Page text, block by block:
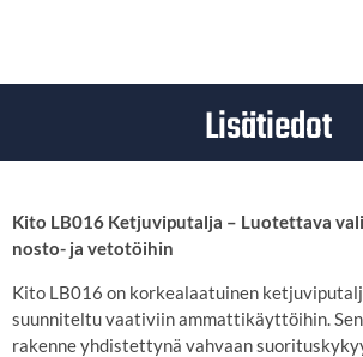
Lisätiedot
Kito LB016 Ketjuviputalja – Luotettava
nosto- ja vetotöihin
Kito LB016 on korkealaatuinen
suunniteltu vaativiin ammattikäyttöihin.
rakenne yhdistettynä vahvaan